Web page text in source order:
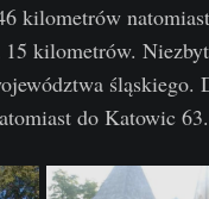
kilometrów
kilometrów. Niezbyt
śląskiego.
do Katowic 63.